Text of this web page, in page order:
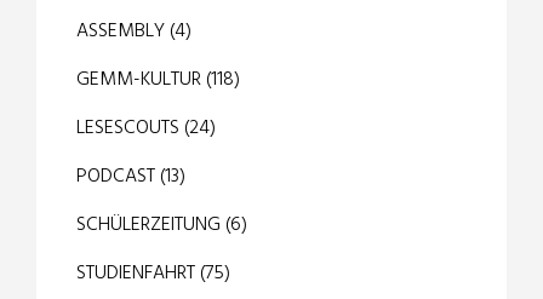
ASSEMBLY(4)
GEMM-KULTUR(118)
LESESCOUTS (24)
PODCAST(13)
SCHÜLERZEITUNG (6)
STUDIENFAHRT(75)